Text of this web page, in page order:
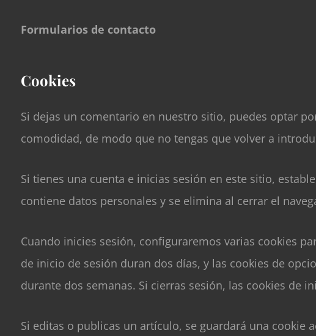
Formularios de contacto
Cookies
Si dejas un comentario en nuestro sitio, puedes optar
comodidad, de modo que no tengas que volver a
Si tienes una cuenta e inicias sesión en este sitio,
contiene datos personales y se elimina al cerrar el
Cuando inicies sesión, configuraremos varias cookies
de inicio de sesión duran dos días, y las cookies de
durante dos semanas. Si cierras sesión, las cookies de
Si editas o publicas un artículo, se guardará una cookie